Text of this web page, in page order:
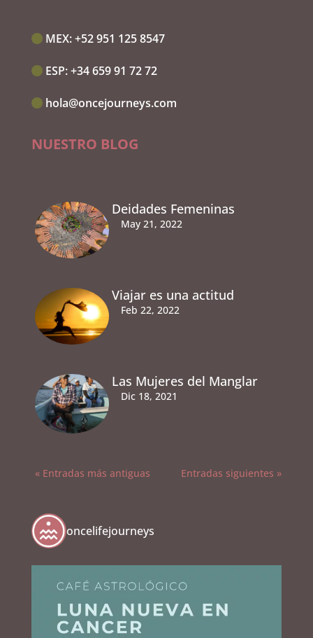
MEX:‭+52 951 125 8547
ESP:‭+34 659 91 72 72
hola@oncejourneys.com
NUESTRO BLOG
Deidades Femeninas
May 21, 2022
Viajar es una actitud
Feb 22, 2022
Las Mujeres del Manglar
Dic 18, 2021
« Entradas más antiguas Entradas siguientes »
oncelifejourneys